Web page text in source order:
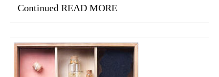
Continued READ MORE